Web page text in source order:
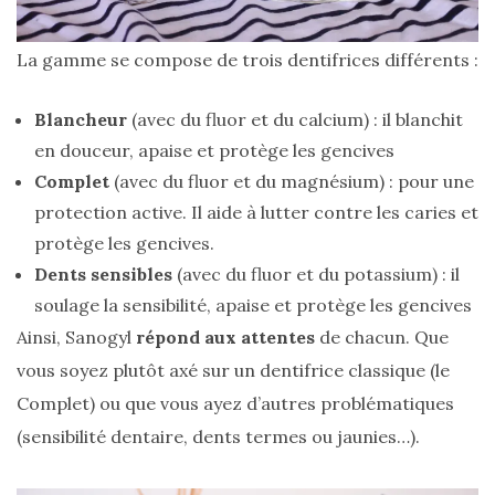
Zoom
sur
sac
Batman
RSVP
La gamme se compose de trois dentifrices différents :
Blancheur (avec du fluor et du calcium) : il blanchit
en douceur, apaise et protège les gencives
Complet (avec du fluor et du magnésium) : pour une
protection active. Il aide à lutter contre les caries et
protège les gencives.
Dents sensibles (avec du fluor et du potassium) : il
soulage la sensibilité, apaise et protège les gencives
Ainsi, Sanogyl répond aux attentes de chacun. Que
vous soyez plutôt axé sur un dentifrice classique (le
Complet) ou que vous ayez d’autres problématiques
(sensibilité dentaire, dents termes ou jaunies…).